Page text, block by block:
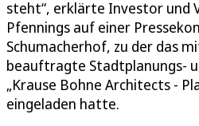
steht“, erklärte Investor und
Pfennings auf einer
Schumacherhof, zu der das
beauftragte Stadtplanungs-
„Krause Bohne Architects -
eingeladen hatte.